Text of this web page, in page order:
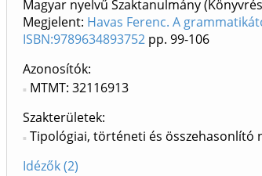
Magyar nyelvű Szaktanulmány
Megjelent: Havas Ferenc. A
ISBN:9789634893752 pp. 99-106
Azonosítók
MTMT: 32116913
Szakterületek:
Tipológiai, történeti és összehasonlító
Idézők (2)